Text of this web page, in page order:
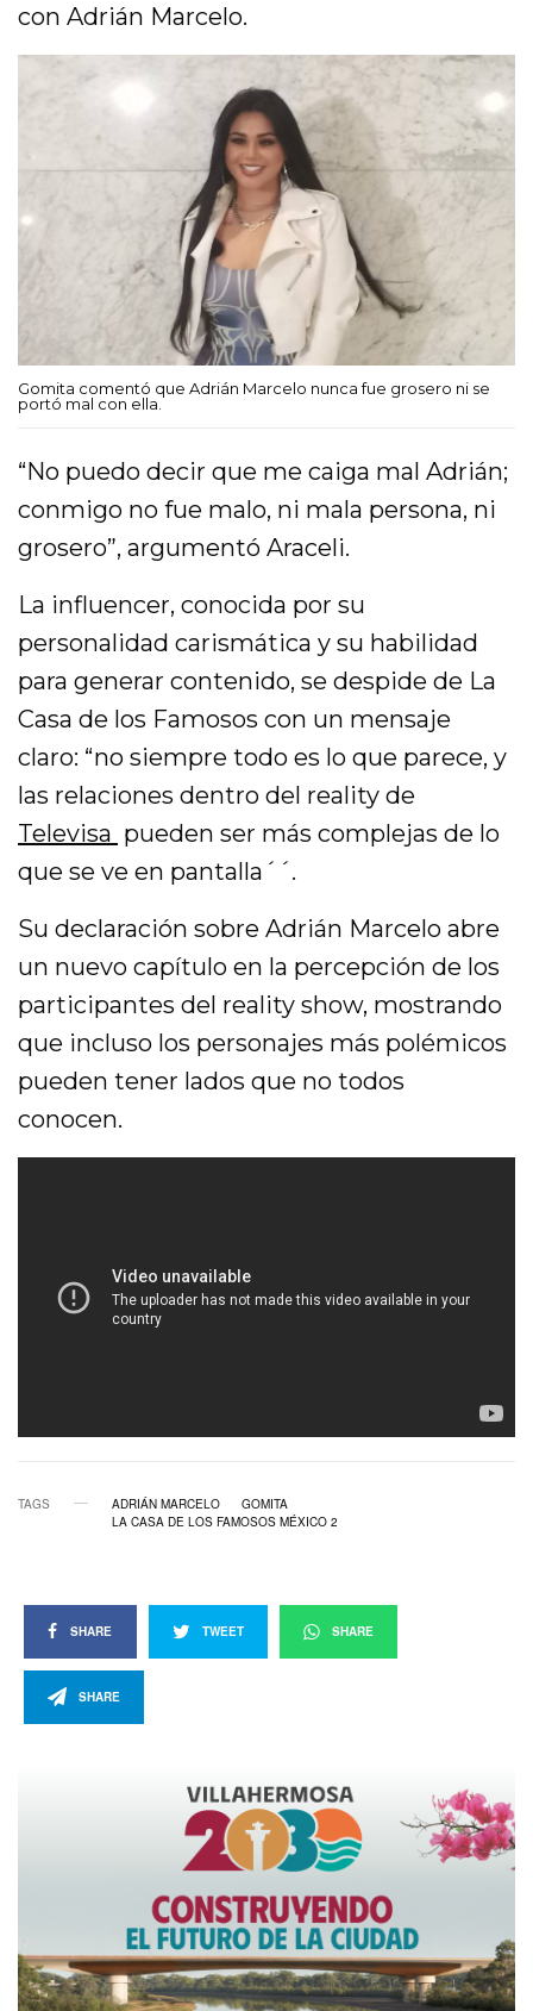
con Adrián Marcelo.
Gomita comentó que Adrián Marcelo nunca fue grosero ni se
portó mal con ella.
“No puedo decir que me caiga mal Adrián;
conmigo no fue malo, ni mala persona, ni
grosero”, argumentó Araceli.
La influencer, conocida por su
personalidad carismática y su habilidad
para generar contenido, se despide de La
Casa de los Famosos con un mensaje
claro: “no siempre todo es lo que parece, y
las relaciones dentro del reality de
Televisa pueden ser más complejas de lo
que se ve en pantalla´´.
Su declaración sobre Adrián Marcelo abre
un nuevo capítulo en la percepción de los
participantes del reality show, mostrando
que incluso los personajes más polémicos
pueden tener lados que no todos
conocen.
TAGS ADRIÁN MARCELO
GOMITA
LA CASA DE LOS FAMOSOS MÉXICO 2
SHARE TWEET SHARE
SHARE